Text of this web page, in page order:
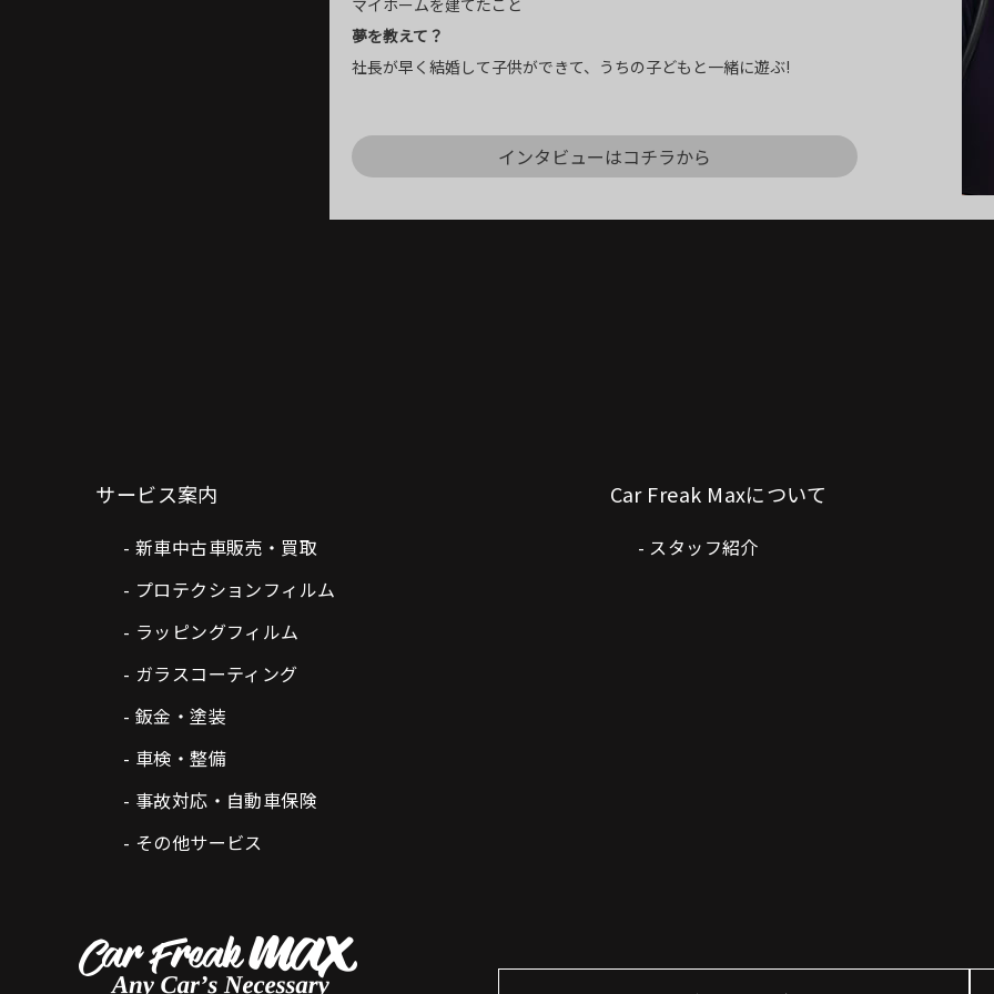
マイホームを建てたこと
夢を教えて？
社長が早く結婚して子供ができて、うちの子どもと一緒に遊ぶ!
インタビューはコチラから
サービス案内
新車中古車販売・買取
プロテクションフィルム
ラッピングフィルム
ガラスコーティング
鈑金・塗装
車検・整備
事故対応・自動車保険
その他サービス
Car Freak Maxについて
スタッフ紹介